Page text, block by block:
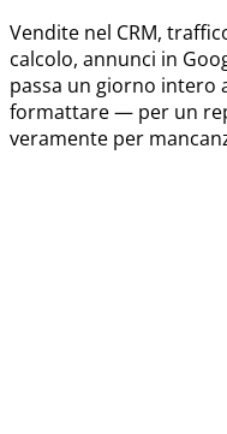
Vendite nel CRM,
calcolo, annunci in
passa un giorno intero
formattare — per un
veramente per